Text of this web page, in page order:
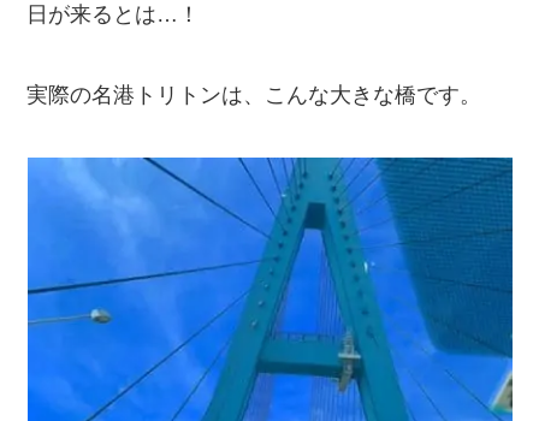
日が来るとは…！
実際の名港トリトンは、こんな大きな橋です。